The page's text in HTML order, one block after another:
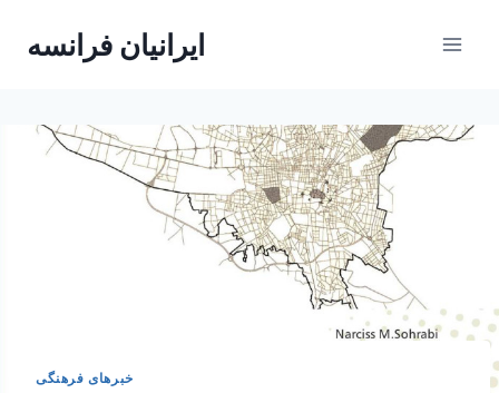
ایرانیان فرانسه
خبرهای فرهنگی